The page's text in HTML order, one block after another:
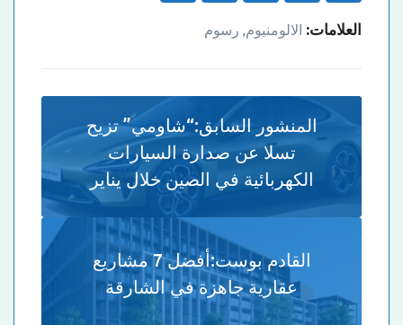
العلامات: الالومنيوم, رسوم
المنشور السابق:“شاومي” تزيح
تسلا عن صدارة السيارات
الكهربائية في الصين خلال يناير
القادم بوست:
أفضل 7 مشاريع
عقارية جاهزة في الشارقة